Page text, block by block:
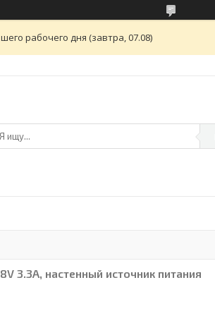
рабочего дня (завтра, 07.08)
3.3A, настенный источник питания